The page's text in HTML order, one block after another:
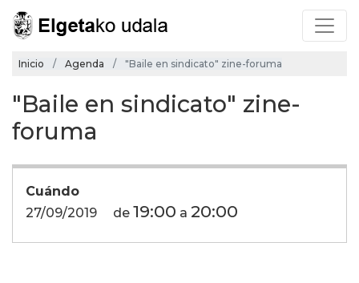
Inicio Agenda "Baile en sindicato" zine-foruma
"Baile en sindicato" zine-
foruma
Cuándo
27/09/2019
de 19:00 a 20:00